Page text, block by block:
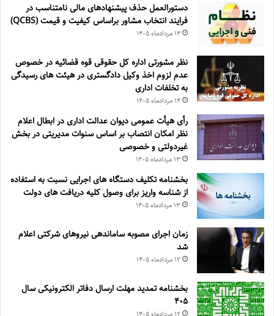
دستورالعمل حذف پيشنهادهای مالی نامتناسب در
فرايند انتخاب مشاور براساس كيفيت و قيمت (QCBS)
۱۴ مرداد‌ماه ۱۴۰۵
نظر مشورتی اداره کل حقوقی قوه قضائیه در خصوص
عدم لزوم اخذ وکیل دادگستری در هیئت های رسیدگی
به تخلفات اداری
۱۴ مرداد‌ماه ۱۴۰۵
رأی هیأت عمومی دیوان عدالت اداری در ابطال اعلام
نظر امکان انتصاب بر اساس سنوات مدیریتی در بخش
غیردولتی و خصوصی
۱۳ مرداد‌ماه ۱۴۰۵
بخشنامه تکلیف دستگاه های اجرایی نسبت به استفاده
از شناسه واریز برای وصول کلیه دریافت های دولت
۱۳ مرداد‌ماه ۱۴۰۵
زمان اجرای مصوبه ساماندهی نیروهای شرکتی اعلام
شد
۱۲ مرداد‌ماه ۱۴۰۵
بخشنامه تمدید مهلت ارسال دفاتر الکترونیکی سال
۴۰۵
۱۲ مرداد‌ماه ۱۴۰۵